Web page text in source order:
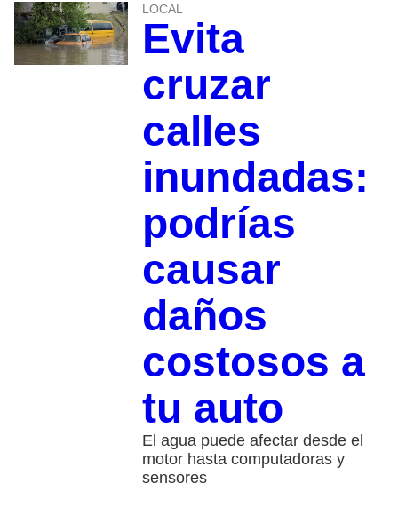
LOCAL
Evita
cruzar
calles
inundadas:
podrías
causar
daños
costosos a
tu auto
El agua puede afectar desde el
motor hasta computadoras y
sensores